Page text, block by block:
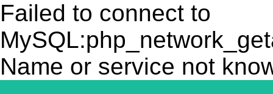
Failed to connect to
Name or service not